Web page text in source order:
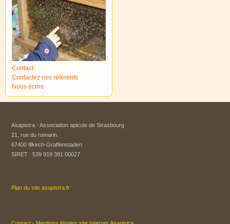
Contact
Contactez nos référents
Nous écrire
Asapistra - Association apicole de Strasbourg​
21, rue du romarin.
67400 Illkirch-Graffenstaden
SIRET : 539 919 381 00027
Plan du site asapistra.fr